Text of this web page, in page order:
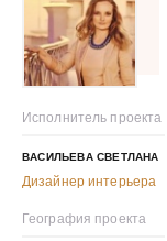
Исполнитель проекта
BACИЛЬЕВA СВЕТЛАНА
Дизайнер интерьера
География проекта